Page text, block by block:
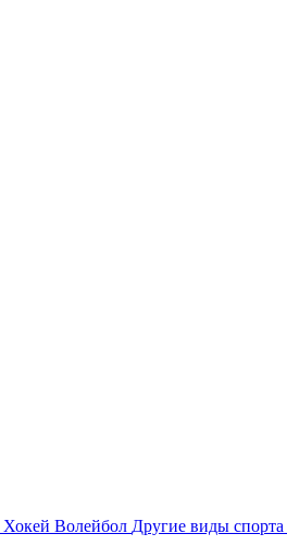
Хокей Волейбол Другие виды спорта